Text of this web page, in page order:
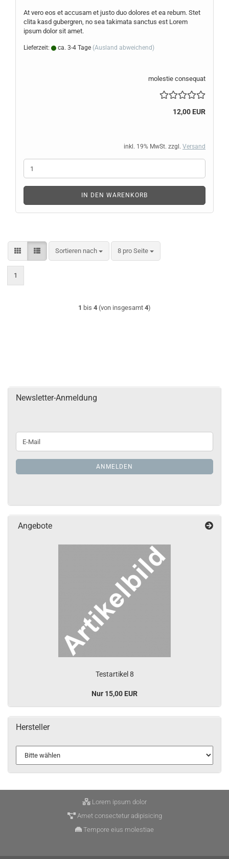
At vero eos et ac­cu­sam et justo duo do­lo­res et ea rebum. Stet
clita kasd gu­ber­gren, no sea ta­ki­ma­ta sanc­tus est Lorem
ipsum dolor sit amet.
Lieferzeit: ca. 3-4 Tage (Ausland abweichend)
molestie consequat
12,00 EUR
inkl. 19% MwSt. zzgl. Versand
IN DEN WARENKORB
Sortieren nach
Sortieren nach 8 pro Seite
pro Seite
1
1 bis 4 (von insgesamt 4)
Newsletter-Anmeldung
WEITER
ZUR
ANMELDUNG
E-
Mail
ANMELDEN
Angebote
Te­st­ar­ti­kel 8
Nur 15,00 EUR
Hersteller
Lorem ipsum dolor
Amet consectetur adipisicing
Tempore eius molestiae